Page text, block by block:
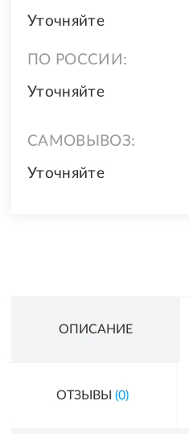
Уточняйте
ПО РОССИИ:
Уточняйте
САМОВЫВОЗ:
Уточняйте
ОПИСАНИЕ
ОТЗЫВЫ (0)